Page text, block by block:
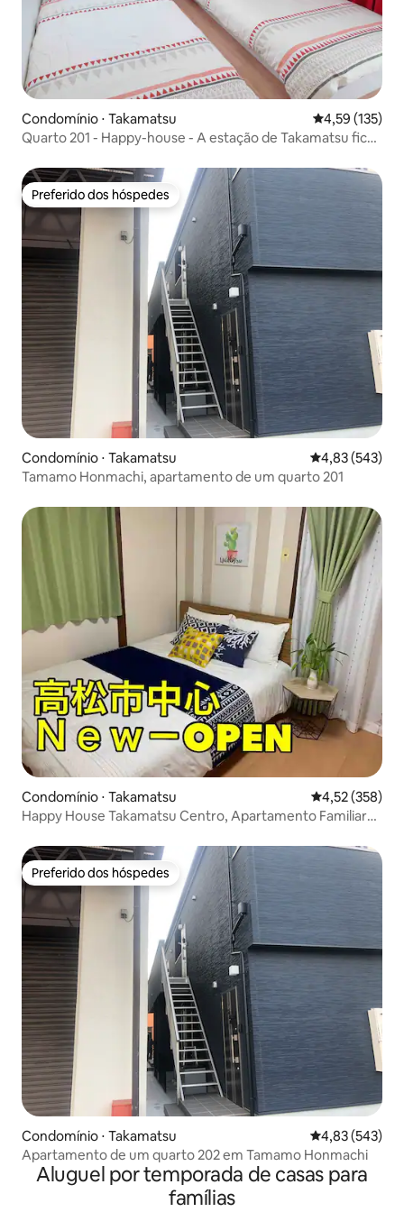
Condomínio ⋅ Takamatsu 4,59 de uma
4,59 (135)
Quarto 201 - Happy-house - A estação de Takamatsu fica
Preferido dos hóspedes
Preferido dos hóspedes
Condomínio ⋅ Takamatsu 4,83 de uma
4,83 (543)
Tamamo Honmachi, apartamento de um quarto 201
Condomínio ⋅ Takamatsu 4,52 de uma
4,52 (358)
Happy House Takamatsu Centro, Apartamento Familiar
Preferido dos hóspedes
Preferido dos hóspedes
Condomínio ⋅ Takamatsu 4,83 de uma
4,83 (543)
Apartamento de um quarto 202 em Tamamo Honmachi
Aluguel por temporada de casas para
famílias